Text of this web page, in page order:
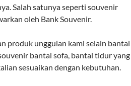
Salah satunya seperti souvenir
oleh Bank Souvenir.
produk unggulan kami selain bantal
bantal sofa, bantal tidur yang
sesuaikan dengan kebutuhan.